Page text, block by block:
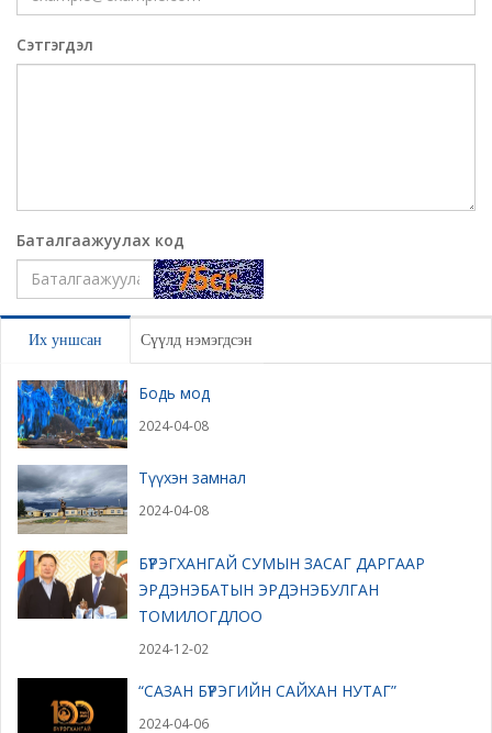
Сэтгэгдэл
Баталгаажуулах код
Их уншсан Сүүлд нэмэгдсэн
Бодь мод
2024-04-08
Түүхэн замнал
2024-04-08
БҮРЭГХАНГАЙ СУМЫН ЗАСАГ ДАРГААР
ЭРДЭНЭБАТЫН ЭРДЭНЭБУЛГАН
ТОМИЛОГДЛОО
2024-12-02
“САЗАН БҮРЭГИЙН САЙХАН НУТАГ”
2024-04-06